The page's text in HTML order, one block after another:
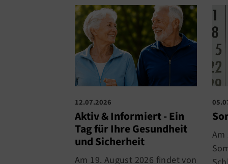
12.07.2026
Aktiv & Informiert - Ein
Tag für Ihre Gesundheit
und Sicherheit
Am 19. August 2026 findet von
Am